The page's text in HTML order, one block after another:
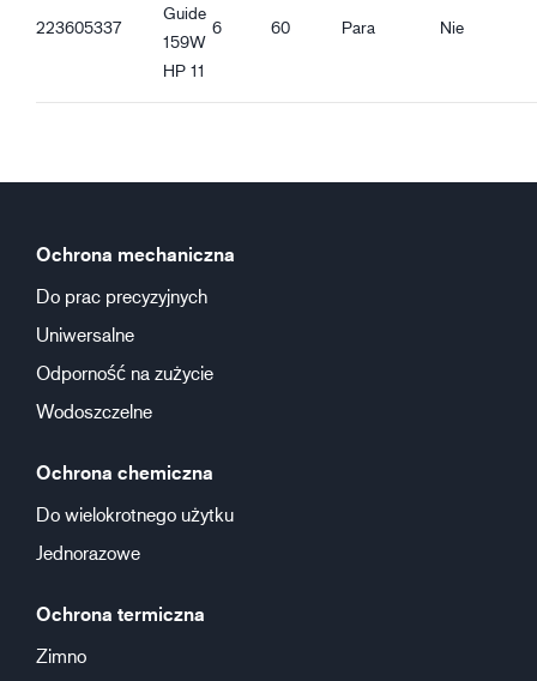
223605337
Guide
159W
HP 11
6 60 Para Nie
Ochrona mechaniczna
Do prac precyzyjnych
Uniwersalne
Odporność na zużycie
Wodoszczelne
Ochrona chemiczna
Do wielokrotnego użytku
Jednorazowe
Ochrona termiczna
Zimno